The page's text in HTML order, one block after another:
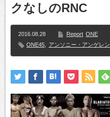
クなしのRNC
2016.08.28 Report ONE
ONE45
アンソニー・アンゲレン